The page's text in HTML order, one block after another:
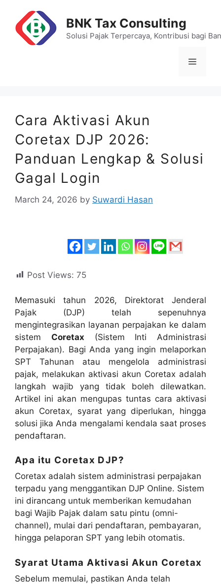
content
BNK Tax Consulting
Solusi Pajak Terpercaya, Kontribusi bagi
Menu
Cara Aktivasi Akun
Coretax DJP 2026:
Panduan Lengkap & Solusi
Gagal Login
March 24, 2026 by Suwardi Hasan
Post Views: 75
Memasuki tahun 2026, Direktorat Jenderal
Pajak (DJP) telah sepenuhnya
mengintegrasikan layanan perpajakan ke dalam
sistem Coretax (Sistem Inti Administrasi
Perpajakan). Bagi Anda yang ingin melaporkan
SPT Tahunan atau mengelola administrasi
pajak, melakukan aktivasi akun Coretax adalah
langkah wajib yang tidak boleh dilewatkan.
Artikel ini akan mengupas tuntas cara aktivasi
akun Coretax, syarat yang diperlukan, hingga
solusi jika Anda mengalami kendala saat proses
pendaftaran.
Apa itu Coretax DJP?
Coretax adalah sistem administrasi perpajakan
terpadu yang menggantikan DJP Online. Sistem
ini dirancang untuk memberikan kemudahan
bagi Wajib Pajak dalam satu pintu (omni-
channel), mulai dari pendaftaran, pembayaran,
hingga pelaporan SPT yang lebih otomatis.
Syarat Utama Aktivasi Akun Coretax
Sebelum memulai, pastikan Anda telah